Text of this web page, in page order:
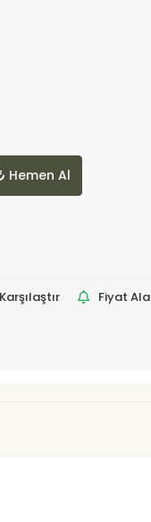
Hemen Al
Karşılaştır
Fiyat